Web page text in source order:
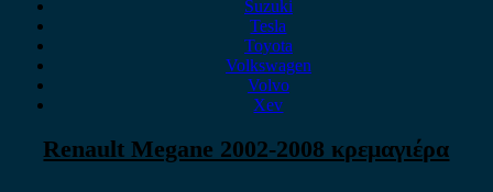
Suzuki
Tesla
Toyota
Volkswagen
Volvo
Xev
Renault Megane 2002-2008 κρεμαγιέρα